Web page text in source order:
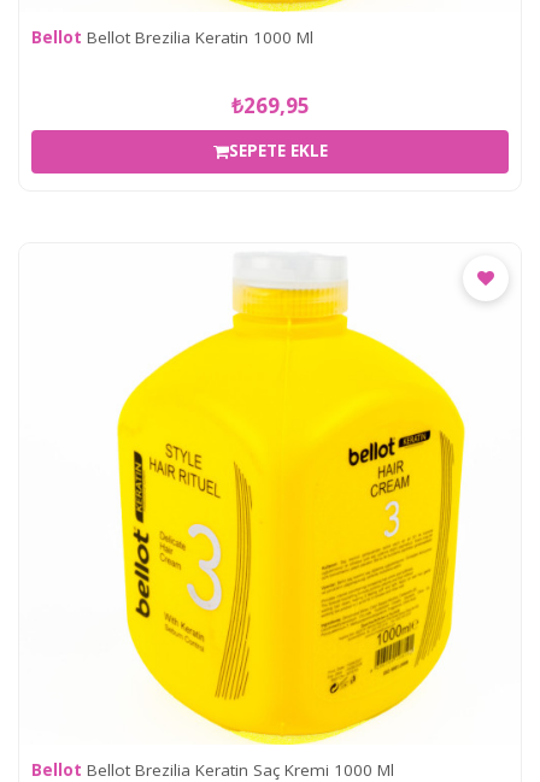
Bellot Bellot Brezilia Keratin 1000 Ml
₺269,95
SEPETE EKLE
Bellot Bellot Brezilia Keratin Saç Kremi 1000 Ml